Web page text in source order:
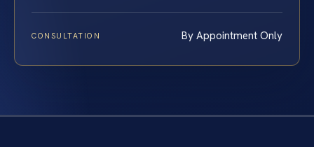
CONSULTATION By Appointment Only